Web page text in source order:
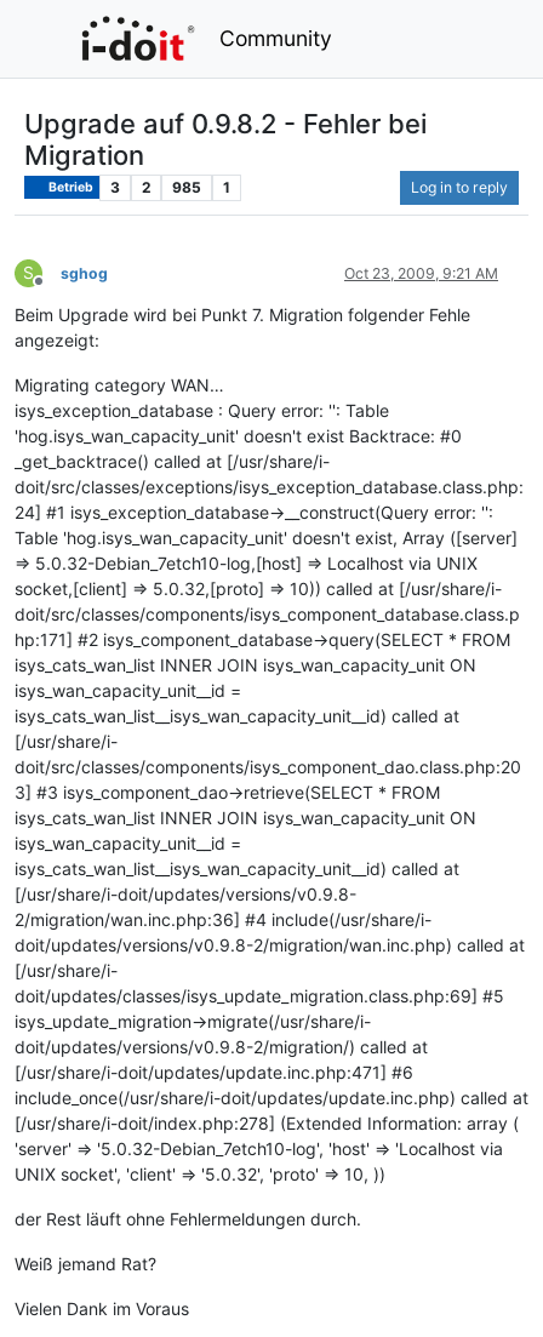
Community
Upgrade auf 0.9.8.2 - Fehler bei
Migration
Betrieb 3 2 985 1 Log in to reply
S
Offline
sghog Oct 23, 2009, 9:21 AM
Beim Upgrade wird bei Punkt 7. Migration folgender Fehle
angezeigt:
Migrating category WAN…
isys_exception_database : Query error: '': Table
'hog.isys_wan_capacity_unit' doesn't exist Backtrace: #0
_get_backtrace() called at [/usr/share/i-
doit/src/classes/exceptions/isys_exception_database.class.php:
24] #1 isys_exception_database->__construct(Query error: '':
Table 'hog.isys_wan_capacity_unit' doesn't exist, Array ([server]
=> 5.0.32-Debian_7etch10-log,[host] => Localhost via UNIX
socket,[client] => 5.0.32,[proto] => 10)) called at [/usr/share/i-
doit/src/classes/components/isys_component_database.class.p
hp:171] #2 isys_component_database->query(SELECT * FROM
isys_cats_wan_list INNER JOIN isys_wan_capacity_unit ON
isys_wan_capacity_unit__id =
isys_cats_wan_list__isys_wan_capacity_unit__id) called at
[/usr/share/i-
doit/src/classes/components/isys_component_dao.class.php:20
3] #3 isys_component_dao->retrieve(SELECT * FROM
isys_cats_wan_list INNER JOIN isys_wan_capacity_unit ON
isys_wan_capacity_unit__id =
isys_cats_wan_list__isys_wan_capacity_unit__id) called at
[/usr/share/i-doit/updates/versions/v0.9.8-
2/migration/wan.inc.php:36] #4 include(/usr/share/i-
doit/updates/versions/v0.9.8-2/migration/wan.inc.php) called at
[/usr/share/i-
doit/updates/classes/isys_update_migration.class.php:69] #5
isys_update_migration->migrate(/usr/share/i-
doit/updates/versions/v0.9.8-2/migration/) called at
[/usr/share/i-doit/updates/update.inc.php:471] #6
include_once(/usr/share/i-doit/updates/update.inc.php) called at
[/usr/share/i-doit/index.php:278] (Extended Information: array (
'server' => '5.0.32-Debian_7etch10-log', 'host' => 'Localhost via
UNIX socket', 'client' => '5.0.32', 'proto' => 10, ))
der Rest läuft ohne Fehlermeldungen durch.
Weiß jemand Rat?
Vielen Dank im Voraus